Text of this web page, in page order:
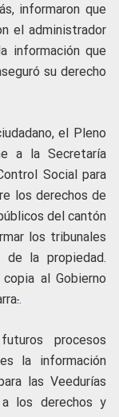
informaron que
el administrador
información que
su derecho
el Pleno
a la Secretaría
Social para
los derechos de
del cantón
los tribunales
la propiedad.
al Gobierno
..
procesos
la información
las Veedurías
los derechos y